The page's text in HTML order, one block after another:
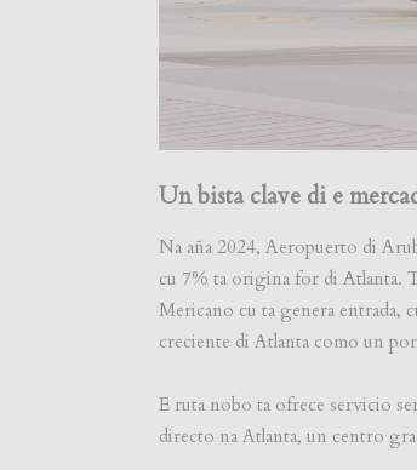
Un bista clave di e
Na aña 2024, Aeropuerto di
cu 7% ta origina for di Atlanta.
Mericano cu ta genera entrada,
creciente di Atlanta como un
E ruta nobo ta ofrece servicio
directo na Atlanta, un centro